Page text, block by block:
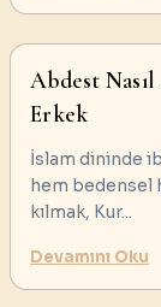
Abdest
Erkek
İslam dininde
hem bedensel
kılmak, Kur...
Devamını Oku